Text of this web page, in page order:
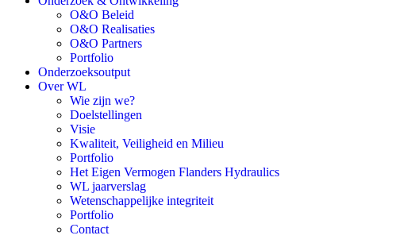
O&O Beleid
O&O Realisaties
O&O Partners
Portfolio
Onderzoeksoutput
Over WL
Wie zijn we?
Doelstellingen
Visie
Kwaliteit, Veiligheid en Milieu
Portfolio
Het Eigen Vermogen Flanders Hydraulics
WL jaarverslag
Wetenschappelijke integriteit
Portfolio
Contact